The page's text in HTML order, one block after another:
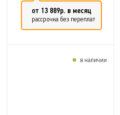
от 13 889р. в месяц
рассрочка без переплат
в наличии